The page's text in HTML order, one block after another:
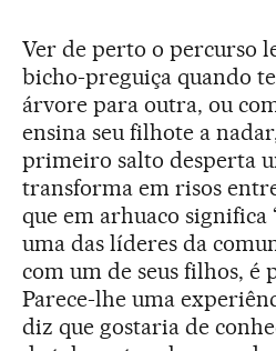
Ver de perto o percurso
bicho-preguiça quando
árvore para outra, ou
ensina seu filhote a
primeiro salto desperta
transforma em risos
que em arhuaco significa
uma das líderes da
com um de seus filhos, é
Parece-lhe uma
diz que gostaria de